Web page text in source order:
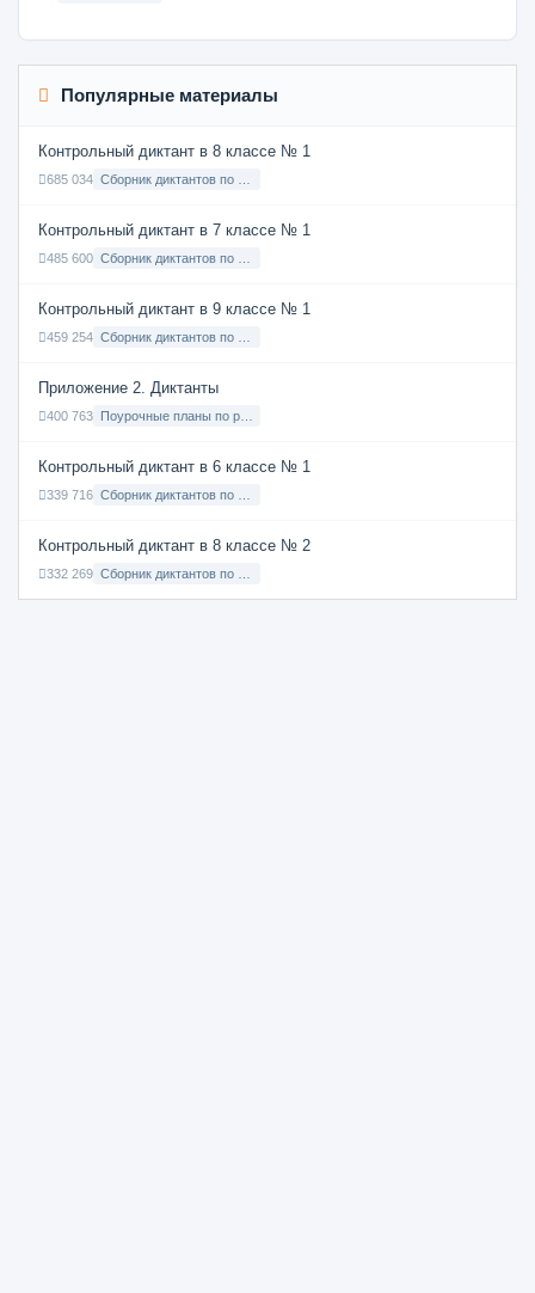
Популярные материалы
Контрольный диктант в 8 классе № 1
685 034
Контрольный диктант в 7 классе № 1
485 600
Контрольный диктант в 9 классе № 1
459 254
Приложение 2. Диктанты
400 763
Контрольный диктант в 6 классе № 1
339 716
Контрольный диктант в 8 классе № 2
332 269